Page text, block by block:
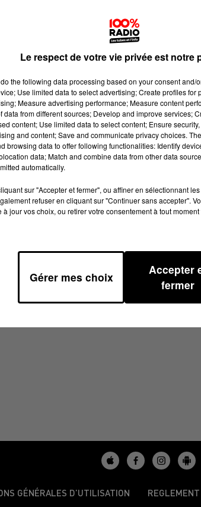
GÉNÉRALES D’UTILISATION
Le respect de votre vie privée est notre
do the following data processing based on your consent and/
Use limited data to select advertising; Create profiles
Measure advertising performance; Measure content
data from different sources; Develop and improve services;
content; Use limited data to select content; Ensure
and content; Save and communicate privacy choices.
browsing data to offer following functionalities: Identify
data; Match and combine data from other data
automatically.
sur "Accepter et fermer", ou affiner en sélectionnant
refuser en cliquant sur "Continuer sans accepter".
à jour vos choix, ou retirer votre consentement à tout
Gérer mes choix
Accepter
fermer